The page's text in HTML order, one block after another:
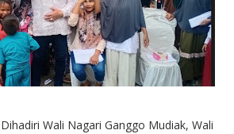
Dihadiri Wali Nagari Ganggo Mudiak, Wali